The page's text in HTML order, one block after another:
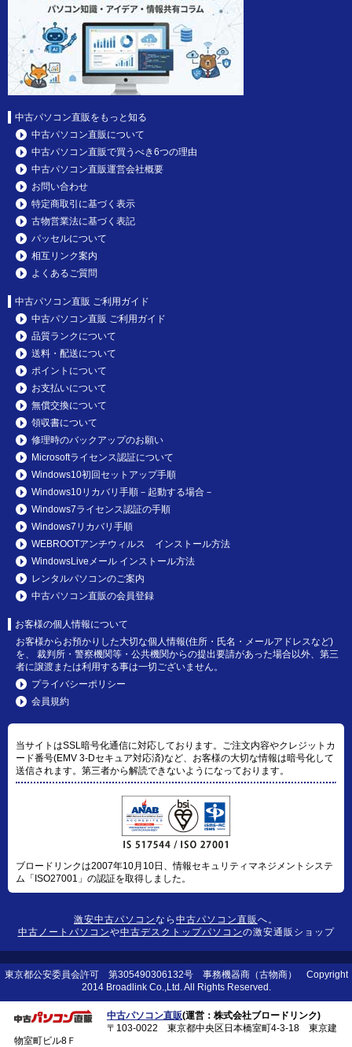
中古パソコン直販をもっと知る
中古パソコン直販について
中古パソコン直販で買うべき6つの理由
中古パソコン直販運営会社概要
お問い合わせ
特定商取引に基づく表示
古物営業法に基づく表記
パッセルについて
相互リンク案内
よくあるご質問
中古パソコン直販 ご利用ガイド
中古パソコン直販 ご利用ガイド
品質ランクについて
送料・配送について
ポイントについて
お支払いについて
無償交換について
領収書について
修理時のバックアップのお願い
Microsoftライセンス認証について
Windows10初回セットアップ手順
Windows10リカバリ手順－起動する場合－
Windows7ライセンス認証の手順
Windows7リカバリ手順
WEBROOTアンチウィルス インストール方法
WindowsLiveメール インストール方法
レンタルパソコンのご案内
中古パソコン直販の会員登録
お客様の個人情報について
お客様からお預かりした大切な個人情報(住所・氏名・メールアドレスなど)
を、 裁判所・警察機関等・公共機関からの提出要請があった場合以外、第三
者に譲渡または利用する事は一切ございません。
プライバシーポリシー
会員規約
当サイトはSSL暗号化通信に対応しております。ご注文内容やクレジットカ
ード番号(EMV 3-Dセキュア対応済)など、お客様の大切な情報は暗号化して
送信されます。第三者から解読できないようになっております。
ブロードリンクは2007年10月10日、情報セキュリティマネジメントシステ
ム「ISO27001」の認証を取得しました。
激安中古パソコンなら 中古パソコン直販へ。
中古ノートパソコンや中古デスクトップパソコンの激安通販ショップ
東京都公安委員会許可 第305490306132号 事務機器商（古物商） Copyright
2014 Broadlink Co.,Ltd. All Rights Reserved.
中古パソコン直販(運営：株式会社ブロードリンク)
〒103-0022 東京都中央区日本橋室町4-3-18 東京建
物室町ビル8Ｆ